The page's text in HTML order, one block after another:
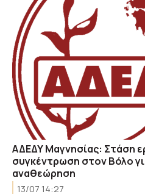
ΑΔΕΔΥ Μαγνησίας: Στάση
συγκέντρωση στον Βόλο
αναθεώρηση
13/07 14:27